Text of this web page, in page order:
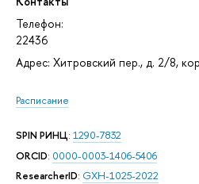
Телефон:
22436
Адрес: Хитровский пер., д. 2/8,
Расписание
SPIN РИНЦ: 1290-7832
ORCID: 0000-0003-1406-5406
ResearcherID: GXH-1025-2022